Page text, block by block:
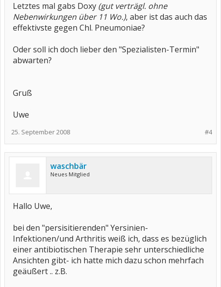
Letztes mal gabs Doxy (gut verträgl. ohne
Nebenwirkungen über 11 Wo.), aber ist das auch das
effektivste gegen Chl. Pneumoniae?
Oder soll ich doch lieber den "Spezialisten-Termin"
abwarten?
Gruß
Uwe
#4
25. September 2008
waschbär
Neues Mitglied
Hallo Uwe,
bei den "persisitierenden" Yersinien-
Infektionen/und Arthritis weiß ich, dass es bezüglich
einer antibiotischen Therapie sehr unterschiedliche
Ansichten gibt- ich hatte mich dazu schon mehrfach
geäußert .. z.B.